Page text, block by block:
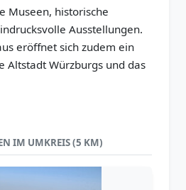
Museen, historische
Ausstellungen.
eröffnet sich zudem ein
Altstadt Würzburgs und das
IM UMKREIS (5 KM)